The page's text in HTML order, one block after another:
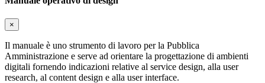
×
Il manuale è uno strumento di lavoro per la Pubblica
Amministrazione e serve ad orientare la progettazione di ambienti
digitali fornendo indicazioni relative al service design, alla user
research, al content design e alla user interface.